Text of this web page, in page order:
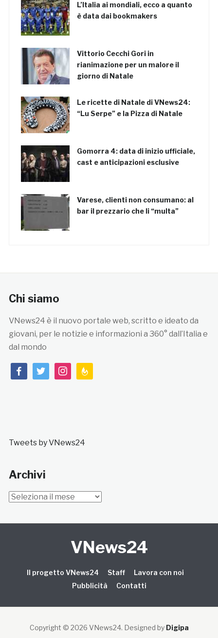
L’Italia ai mondiali, ecco a quanto
è data dai bookmakers
Vittorio Cecchi Gori in
rianimazione per un malore il
giorno di Natale
Le ricette di Natale di VNews24:
“Lu Serpe” e la Pizza di Natale
Gomorra 4: data di inizio ufficiale,
cast e anticipazioni esclusive
Varese, clienti non consumano: al
bar il prezzario che li “multa”
Chi siamo
VNews24 è il nuovo portale web, scritto e ideato da
giovani, per le notizie e informazioni a 360° dall’Italia e
dal mondo
facebooktwitterinstagramfeedburner
Tweets by VNews24
Archivi
Archivi
VNews24
Il progetto VNews24 Staff
Lavora con noi
Pubblicità
Contatti
Copyright © 2026 VNews24. Designed by Digipa